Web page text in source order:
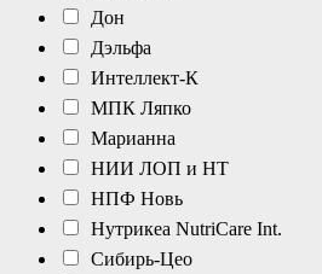
Дон
Дэльфа
Интеллект-К
МПК Ляпко
Марианна
НИИ ЛОП и НТ
НПФ Новь
Нутрикеа NutriCare Int.
Сибирь-Цео